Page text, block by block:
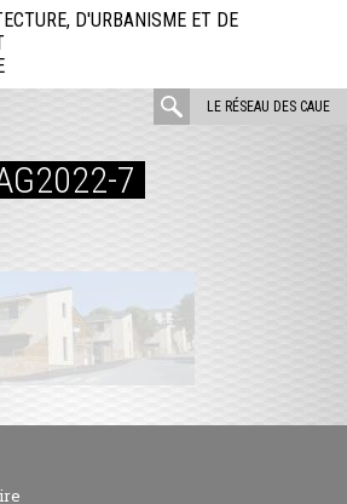
D'URBANISME ET DE
LE RÉSEAU DES CAUE
rechercher
7